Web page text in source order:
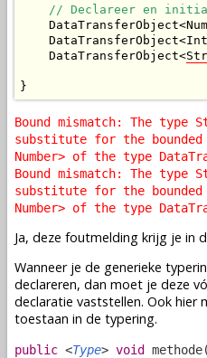
// Declareer en
    DataTransferObject<
}
Bound mismatch: The
substitute for the bounded
Number> of the type
Bound mismatch: The
substitute for the bounded
Number> of the type
Ja, deze foutmelding krijg je in
Wanneer je de generieke
declareren, dan moet je deze
declaratie vaststellen. Ook hier
toestaan in de typering.
public <Type> void